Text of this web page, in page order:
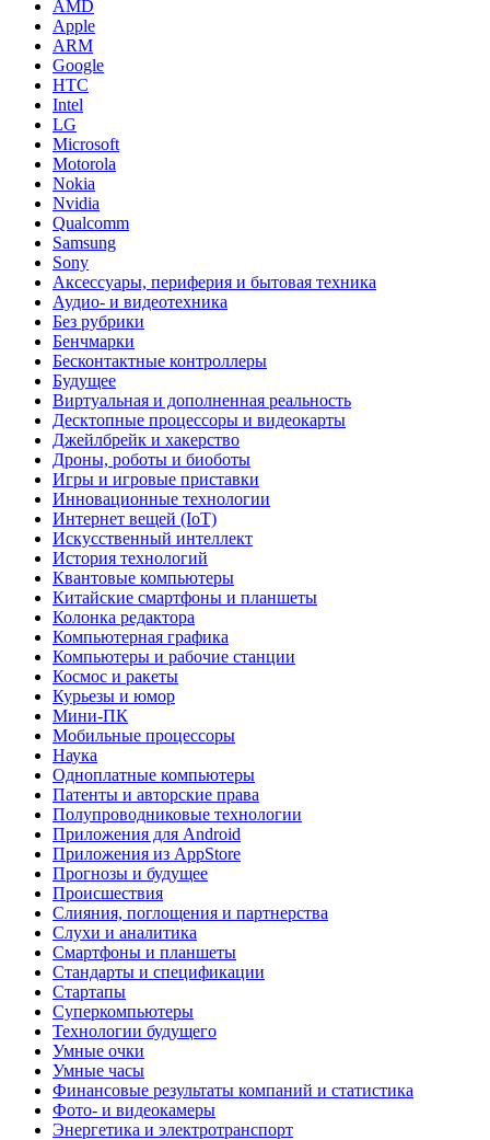
AMD
Apple
ARM
Google
HTC
Intel
LG
Microsoft
Motorola
Nokia
Nvidia
Qualcomm
Samsung
Sony
Аксессуары, периферия и бытовая техника
Аудио- и видеотехника
Без рубрики
Бенчмарки
Бесконтактные контроллеры
Будущее
Виртуальная и дополненная реальность
Десктопные процессоры и видеокарты
Джейлбрейк и хакерство
Дроны, роботы и биоботы
Игры и игровые приставки
Инновационные технологии
Интернет вещей (IoT)
Искусственный интеллект
История технологий
Квантовые компьютеры
Китайские смартфоны и планшеты
Колонка редактора
Компьютерная графика
Компьютеры и рабочие станции
Космос и ракеты
Курьезы и юмор
Мини-ПК
Мобильные процессоры
Наука
Одноплатные компьютеры
Патенты и авторские права
Полупроводниковые технологии
Приложения для Android
Приложения из AppStore
Прогнозы и будущее
Происшествия
Слияния, поглощения и партнерства
Слухи и аналитика
Смартфоны и планшеты
Стандарты и спецификации
Стартапы
Суперкомпьютеры
Технологии будущего
Умные очки
Умные часы
Финансовые результаты компаний и статистика
Фото- и видеокамеры
Энергетика и электротранспорт